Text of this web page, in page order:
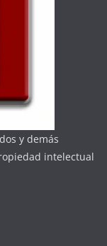
y demás
intelectual